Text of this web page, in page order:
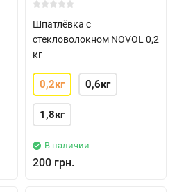
Шпатлёвка с
стекловолокном NOVOL 0,2
кг
0,2кг 0,6кг
1,8кг
В наличии
200 грн.